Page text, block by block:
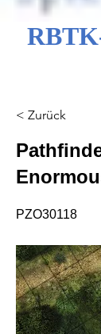
< Zurück
PZO30118